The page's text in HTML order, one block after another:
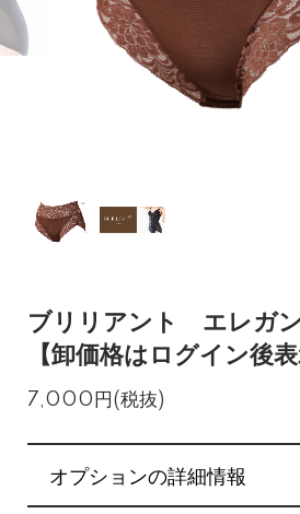
ブリリアント エレガ
【卸価格はログイン後表
7,000円(税抜)
オプションの詳細情報